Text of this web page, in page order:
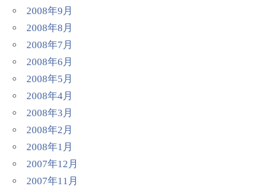
2008年9月
2008年8月
2008年7月
2008年6月
2008年5月
2008年4月
2008年3月
2008年2月
2008年1月
2007年12月
2007年11月